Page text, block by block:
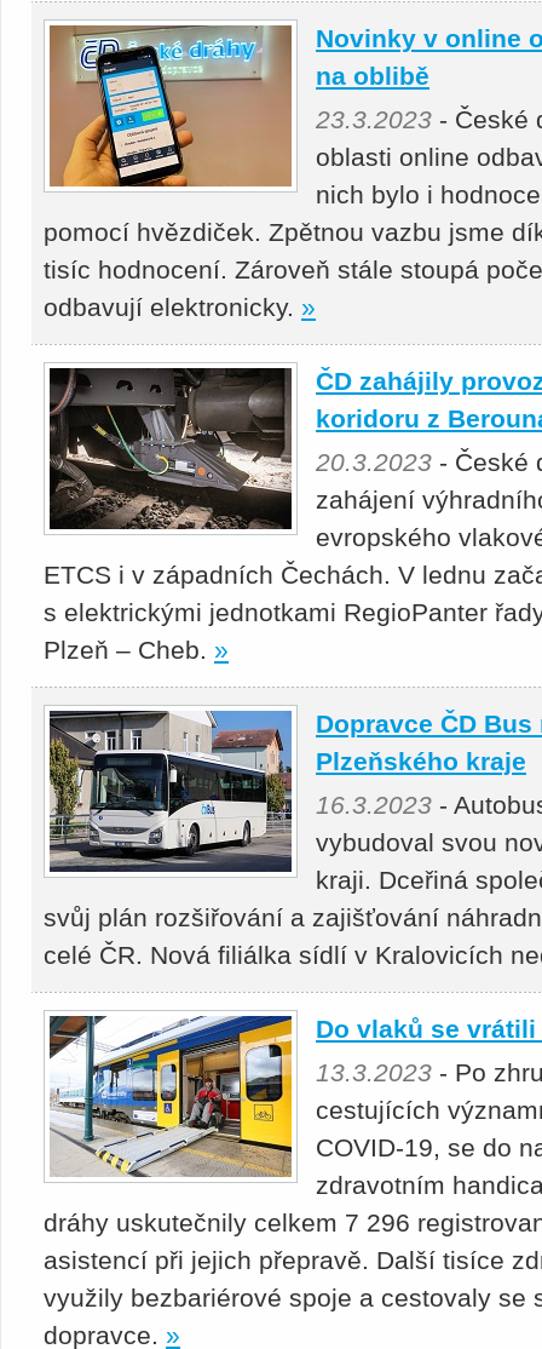
Novinky v online
na oblibě
23.3.2023 - České
oblasti online
nich bylo i
pomocí hvězdiček. Zpětnou vazbu jsme
tisíc hodnocení. Zároveň stále stoupá
odbavují elektronicky. »
ČD zahájily
koridoru z
20.3.2023 - České
zahájení
evropského
ETCS i v západních Čechách. V lednu
s elektrickými jednotkami RegioPanter
Plzeň – Cheb. »
Dopravce ČD
Plzeňského kraje
16.3.2023 -
vybudoval svou
kraji. Dceřiná
svůj plán rozšiřování a zajišťování
celé ČR. Nová filiálka sídlí v Kralovicích
Do vlaků se
13.3.2023 - Po
cestujících
COVID-19, se do
zdravotním
dráhy uskutečnily celkem 7 296
asistencí při jejich přepravě. Další tisíce
využily bezbariérové spoje a cestovaly se
dopravce. »